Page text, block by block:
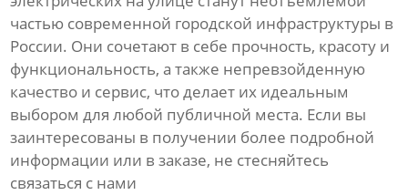
частью современной городской инфраструктуры в
России. Они сочетают в себе прочность, красоту и
функциональность, а также непревзойденную
качество и сервис, что делает их идеальным
выбором для любой публичной места. Если вы
заинтересованы в получении более подробной
информации или в заказе, не стесняйтесь
связаться с нами